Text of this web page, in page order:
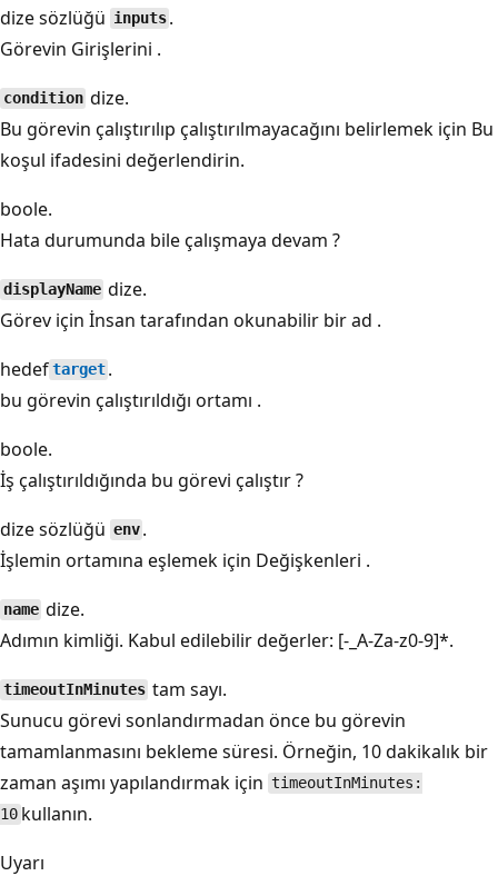
dize sözlüğü inputs .
Görevin Girişlerini .
condition dize.
Bu görevin çalıştırılıp çalıştırılmayacağını belirlemek için Bu
koşul ifadesini değerlendirin.
boole.
Hata durumunda bile çalışmaya devam ?
displayName dize.
Görev için İnsan tarafından okunabilir bir ad .
hedeftarget .
bu görevin çalıştırıldığı ortamı .
boole.
İş çalıştırıldığında bu görevi çalıştır?
dize sözlüğü env .
İşlemin ortamına eşlemek için Değişkenleri .
name dize.
Adımın kimliği. Kabul edilebilir değerler: [-_A-Za-z0-9]*.
timeoutInMinutes tam sayı.
Sunucu görevi sonlandırmadan önce bu görevin
tamamlanmasını bekleme süresi. Örneğin, 10 dakikalık bir
zaman aşımı yapılandırmak için timeoutInMinutes:
10 kullanın.
Uyarı